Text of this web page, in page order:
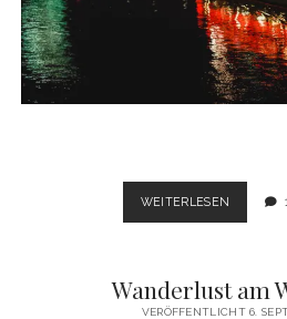
WEITERLESEN
COLOURS
Wanderlust am
VERÖFFENTLICHT 6.